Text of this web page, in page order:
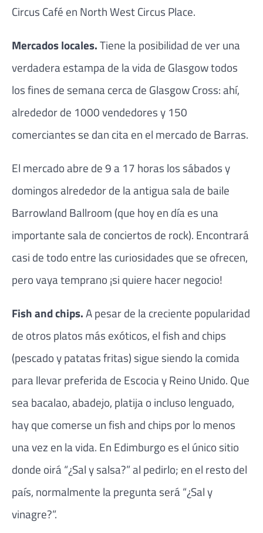
Circus Café en North West Circus Place.
Mercados locales.Tiene la posibilidad de ver una
verdadera estampa de la vida de Glasgow todos
los fines de semana cerca de Glasgow Cross: ahí,
alrededor de 1000 vendedores y 150
comerciantes se dan cita en el mercado de Barras.
El mercado abre de 9 a 17 horas los sábados y
domingos alrededor de la antigua sala de baile
Barrowland Ballroom (que hoy en día es una
importante sala de conciertos de rock). Encontrará
casi de todo entre las curiosidades que se ofrecen,
pero vaya temprano ¡si quiere hacer negocio!
Fish and chips.A pesar de la creciente popularidad
de otros platos más exóticos, el fish and chips
(pescado y patatas fritas) sigue siendo la comida
para llevar preferida de Escocia y Reino Unido. Que
sea bacalao, abadejo, platija o incluso lenguado,
hay que comerse un fish and chips por lo menos
una vez en la vida. En Edimburgo es el único sitio
donde oirá “¿Sal y salsa?” al pedirlo; en el resto del
país, normalmente la pregunta será “¿Sal y
vinagre?”.